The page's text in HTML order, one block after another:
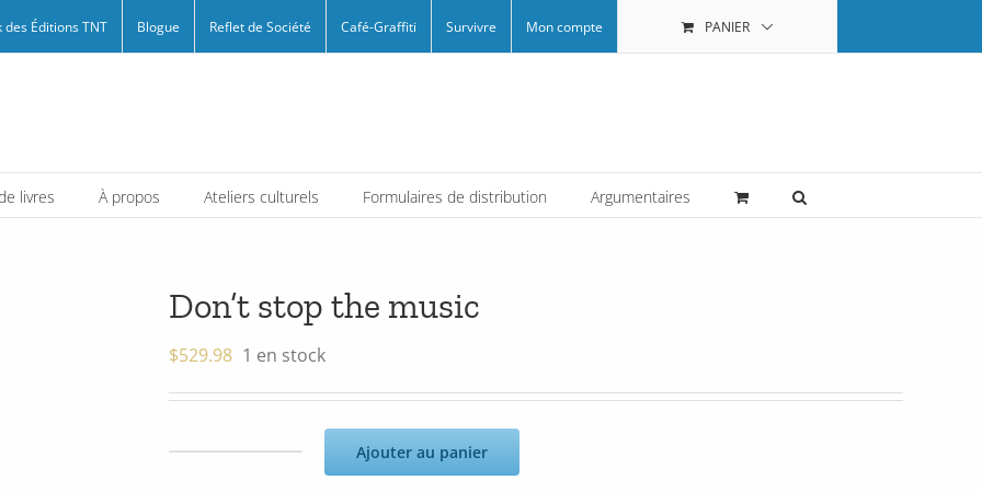
des Éditions TNT Blogue Reflet de Société Café-Graffiti Survivre Mon compte PANIER
livres À propos Ateliers culturels Formulaires de distribution Argumentaires
Don’t stop the music
$529.98 1 en stock
Ajouter au panier